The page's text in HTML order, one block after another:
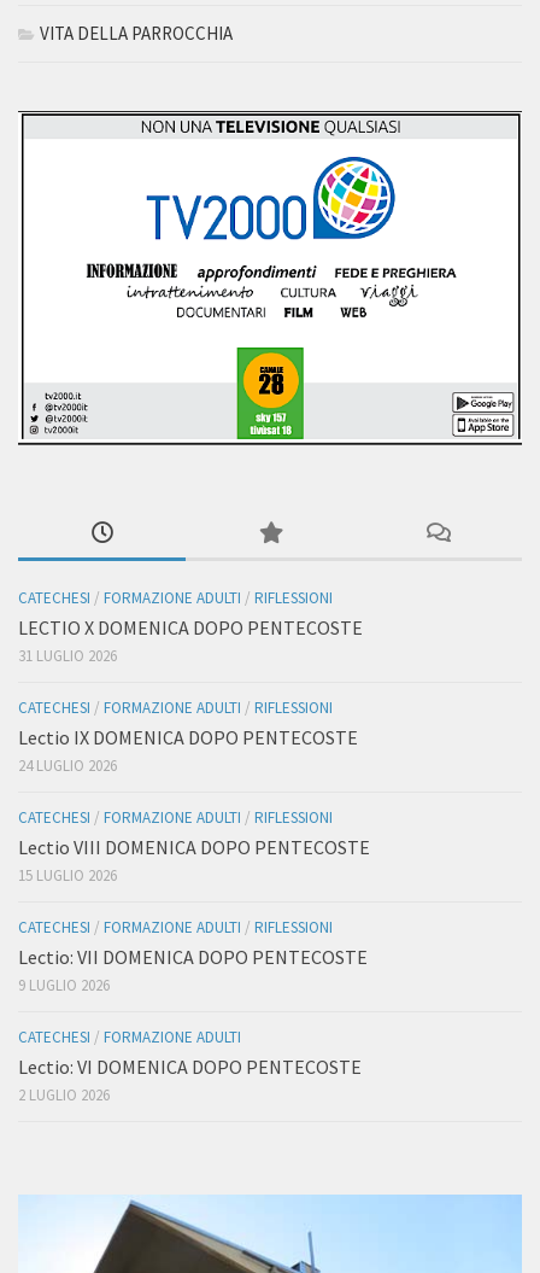
VITA DELLA PARROCCHIA
CATECHESI / FORMAZIONE ADULTI / RIFLESSIONI
LECTIO X DOMENICA DOPO PENTECOSTE
31 LUGLIO 2026
CATECHESI / FORMAZIONE ADULTI / RIFLESSIONI
Lectio IX DOMENICA DOPO PENTECOSTE
24 LUGLIO 2026
CATECHESI / FORMAZIONE ADULTI / RIFLESSIONI
Lectio VIII DOMENICA DOPO PENTECOSTE
15 LUGLIO 2026
CATECHESI / FORMAZIONE ADULTI / RIFLESSIONI
Lectio: VII DOMENICA DOPO PENTECOSTE
9 LUGLIO 2026
CATECHESI / FORMAZIONE ADULTI
Lectio: VI DOMENICA DOPO PENTECOSTE
2 LUGLIO 2026